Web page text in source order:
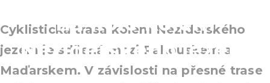
na kole kolem
Neziderského jezera
Cyklistická trasa kolem Neziderského
jezera je sdílená mezi Rakouskem a
Maďarskem. V závislosti na přesné trase